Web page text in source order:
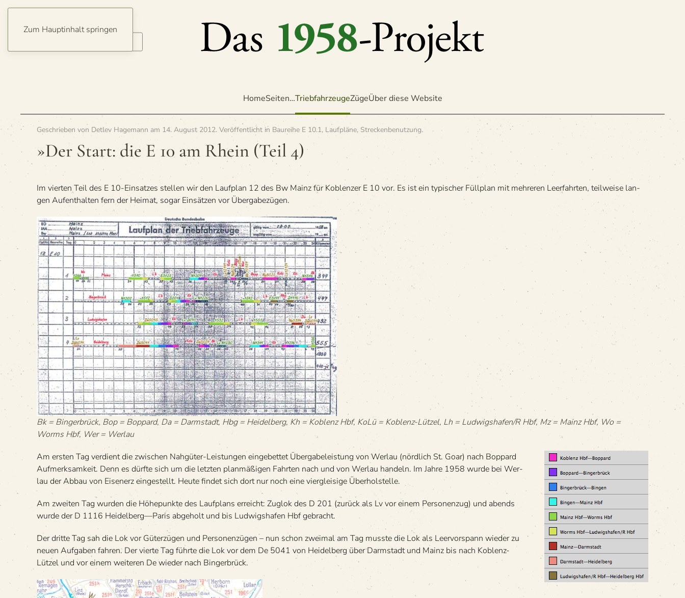
Zum Hauptinhalt springen
HomeSeiten…TriebfahrzeugeZügeÜber diese Website
Geschrieben von Detlev Hagemann am 14. August 2012. Veröffentlicht in Baureihe E 10.1, Laufpläne, Streckenbenutzung.
»Der Start: die E 10 am Rhein (Teil 4)
Im vier­ten Teil des E 10-Ein­sat­zes stel­len wir den Lauf­plan 12 des Bw Mainz für Koblen­zer E 10 vor. Es ist ein typi­scher Füll­plan mit meh­re­ren Leer­fahr­ten, teil­weise lan­
gen Auf­ent­hal­ten fern der Hei­mat, sogar Ein­sät­zen vor Übergabezügen.
Bk = Bin­ger­brück, Bop = Bop­pard, Da = Darm­stadt, Hbg = Hei­del­berg, Kh = Koblenz Hbf, KoLü = Koblenz-Lüt­zel, Lh = Ludwigshafen/R Hbf, Mz = Mainz Hbf, Wo =
Worms Hbf, Wer = Werlau
Am ers­ten Tag ver­dient die zwi­schen Nah­gü­ter-Leis­tun­gen ein­ge­bet­tet Über­ga­be­leis­tung von Wer­lau (nörd­lich St. Goar) nach Bop­pard
Auf­merk­sam­keit. Denn es dürfte sich um die letz­ten plan­mä­ßi­gen Fahr­ten nach und von Wer­lau han­deln. Im Jahre 1958 wurde bei Wer­
lau der Abbau von Eisen­erz ein­ge­stellt. Heute fin­det sich dort nur noch eine vier­glei­sige Überholstelle.
Am zwei­ten Tag wur­den die Höhe­punkte des Lauf­plans erreicht: Zug­lok des D 201 (zurück als Lv vor einem Per­so­nen­zug) und abends
wurde der D 1116 Heidelberg—Paris abge­holt und bis Lud­wigs­ha­fen Hbf gebracht.
Der dritte Tag sah die Lok vor Güter­zü­gen und Per­so­nen­zü­gen – nun schon zwei­mal am Tag musste die Lok als Leer­vor­spann wie­der zu
neuen Auf­ga­ben fah­ren. Der vierte Tag führte die Lok vor dem De 5041 von Hei­del­berg über Darm­stadt und Mainz bis nach Koblenz-
Lüt­zel und vor einem wei­te­ren De wie­der nach Bingerbrück.